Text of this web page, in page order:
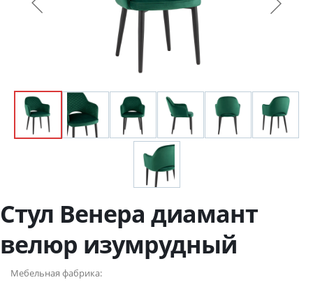
Стул Венера диамант
велюр изумрудный
Мебельная фабрика: